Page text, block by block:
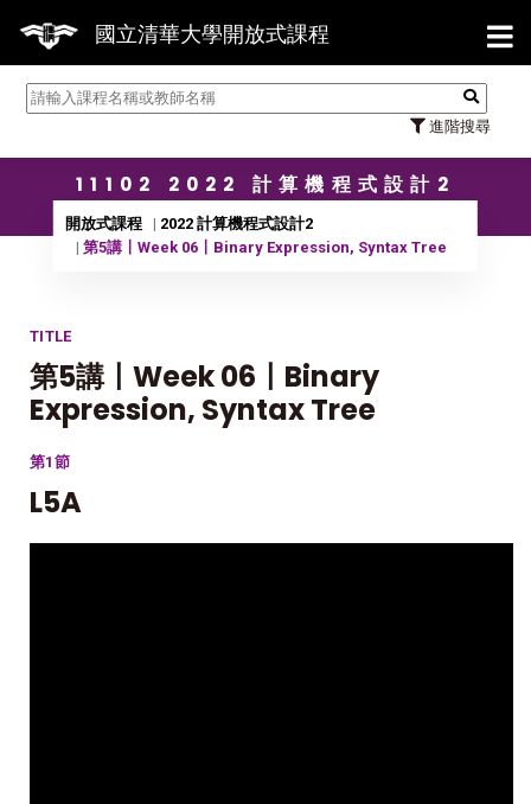
國立清華大學開放式課程
進階搜尋
【
11102 2022 計算機程式設計2
開放式課程
2022 計算機程式設計2
第5講〡Week 06〡Binary Expression, Syntax Tree
TITLE
第5講〡Week 06〡Binary
Expression, Syntax Tree
第1節
L5A